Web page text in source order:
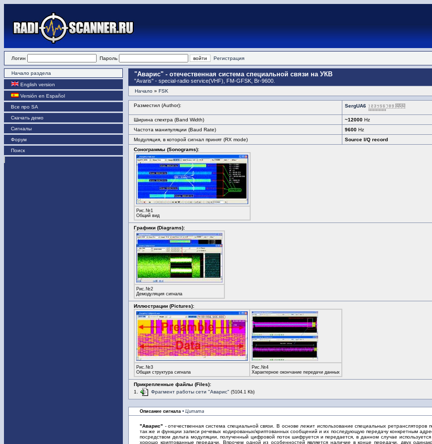
Логин Пароль Регистрация
Начало раздела
English version
Versión en Español
Все про SA
Скачать демо
Сигналы
Форум
Поиск
"Аварис" - отечественная система специальной связи на УКВ
"Avaris" - special-radio service(VHF), FM-GFSK, Br-9600.
Начало » FSK
Разместил (Author): SergUA6
Ширина спектра (Band Width) ~12000 Hz
Частота манипуляции (Baud Rate)
9600 Hz
Модуляция, в которой сигнал принят (RX mode)
Source I/Q record
Сонограммы (Sonograms):
Рис.№1
Общий вид
Графики (Diagrams):
Рис.№2
Демодуляция сигнала
Иллюстрации (Pictures):
Рис.№3
Общая структура сигнала
Рис.№4
Характерное окончание передачи данных
Прикрепленные файлы (Files):
1.
Фрагмент работы сети "Аварис" (5104.1 Kb)
Описание сигнала • Цитата
"Аварис" - отечественная система специальной связи. В основе лежит использование специальных
так же и функции записи речевых кодированых/криптованных сообщений и их последующую передачу конкретным
посредством дельта модуляции, полученный цифровой поток шифруется и передается, в данном случае
хорошо криптованные передачи. Впрочем одной из особенностей является наличие в конце передачи, двух